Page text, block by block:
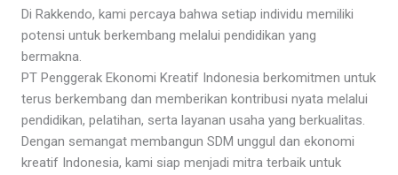
Di Rakkendo, kami percaya bahwa setiap individu memiliki
potensi untuk berkembang melalui pendidikan yang
bermakna.
PT Penggerak Ekonomi Kreatif Indonesia berkomitmen untuk
terus berkembang dan memberikan kontribusi nyata melalui
pendidikan, pelatihan, serta layanan usaha yang berkualitas.
Dengan semangat membangun SDM unggul dan ekonomi
kreatif Indonesia, kami siap menjadi mitra terbaik untuk